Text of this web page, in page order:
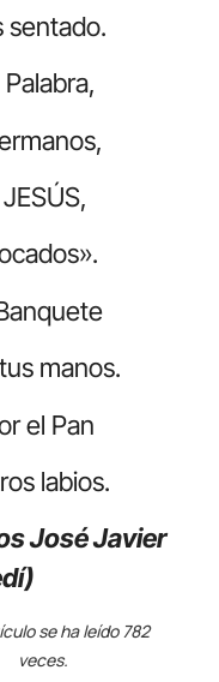
sentado.
manos.
el Pan
labios.
José Javier
se ha leído 782
veces.